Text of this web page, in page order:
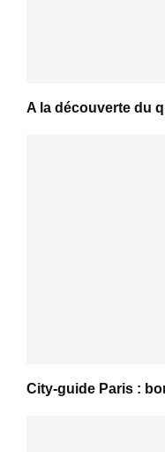
A la découverte du
City-guide Paris :